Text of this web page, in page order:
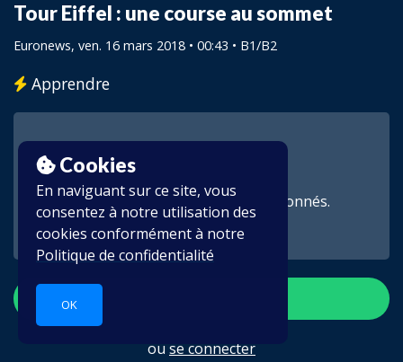
Cookies
En naviguant sur ce site, vous
consentez à notre utilisation des
cookies conformément à notre
Politique de confidentialité
OK
Tour Eiffel : une course au sommet
Euronews, ven. 16 mars 2018 • 00:43 • B1/B2
Apprendre
Cette vidéo est réservée aux abonnés.
ouse connecter